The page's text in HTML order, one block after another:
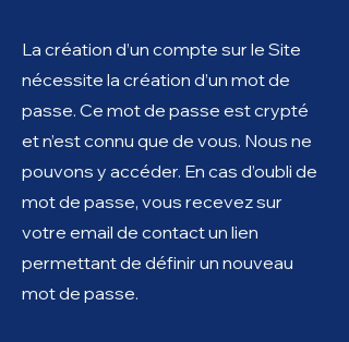
La création d’un compte sur le Site
nécessite la création d’un mot de
passe. Ce mot de passe est crypté
et n’est connu que de vous. Nous ne
pouvons y accéder. En cas d’oubli de
mot de passe, vous recevez sur
votre email de contact un lien
permettant de définir un nouveau
mot de passe.